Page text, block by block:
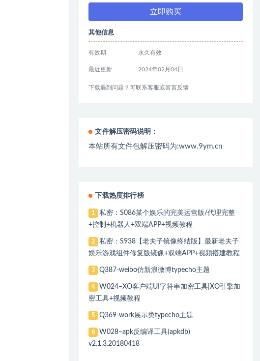
立即购买
其他信息
有效期 永久有效
最近更新 2024年02月04日
下载遇到问题？可联系客服或留言反馈
文件解压密码说明：
本站所有文件包解压密码为:www.9ym.cn
下载热度排行榜
1
私密：S086某个娱乐的完美运营版/代理完整
+控制+机器人+双端APP+视频教程
2
私密：S938【老夫子镜像终结版】最新老夫子
娱乐游戏组件修复版镜像+双端APP+视频搭建教程
3 Q387-weibo仿新浪微博typecho主题
4
W024–XO客户端UI字符串加密工具|XO引擎加
密工具+视频教程
5 Q369-work展示类typecho主题
6
W028–apk反编译工具(apkdb)
v2.1.3.20180418